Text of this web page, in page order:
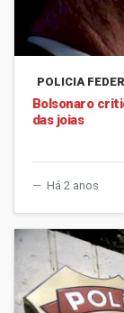
POLICIA
Bolsonaro
das joias
Há 2 anos